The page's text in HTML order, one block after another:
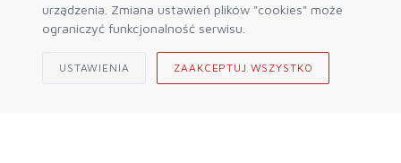
urządzenia. Zmiana ustawień plików "cookies" może
ograniczyć funkcjonalność serwisu.
USTAWIENIA ZAAKCEPTUJ WSZYSTKO